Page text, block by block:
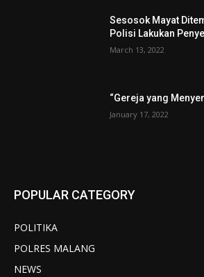
Sesosok Mayat
Polisi Lakukan
March 13, 2022
“Gereja yang
January 17, 2022
POPULAR CATEGORY
POLITIKA
POLRES MALANG
NEWS